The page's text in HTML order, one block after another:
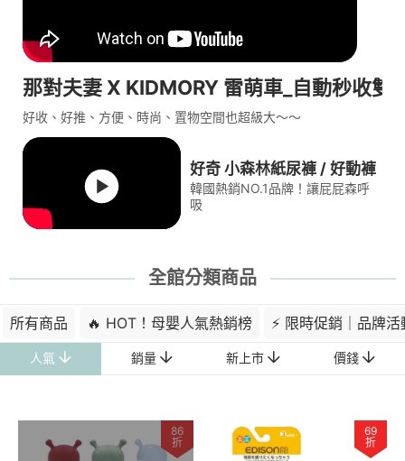
那對夫妻 X KIDMORY 雷萌車_自動秒收雙
好收、好推、方便、時尚、置物空間也超級大～～
好奇 小森林紙尿褲 / 好動褲
韓國熱銷NO.1品牌！讓屁屁森呼
吸
全館分類商品
所有商品 🔥 HOT！母嬰人氣熱銷榜 ⚡ 限時促銷｜品牌活
人氣 銷量 新上市 價錢
86
折
69
折